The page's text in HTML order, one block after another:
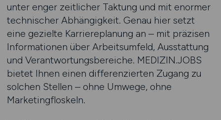
unter enger zeitlicher Taktung und mit enormer
technischer Abhängigkeit. Genau hier setzt
eine gezielte Karriereplanung an – mit präzisen
Informationen über Arbeitsumfeld, Ausstattung
und Verantwortungsbereiche. MEDIZIN.JOBS
bietet Ihnen einen differenzierten Zugang zu
solchen Stellen – ohne Umwege, ohne
Marketingfloskeln.